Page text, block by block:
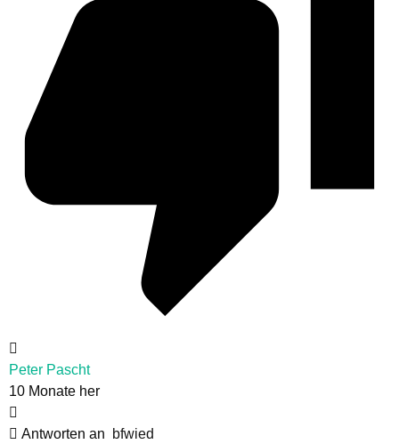
Peter Pascht
10 Monate her
Antworten an
bfwied